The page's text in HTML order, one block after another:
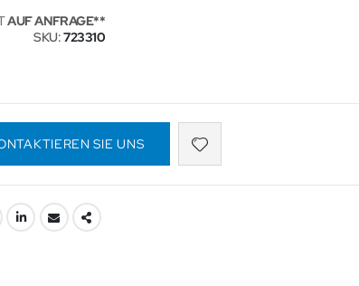
AUF ANFRAGE
SKU 723310
SIE UNS